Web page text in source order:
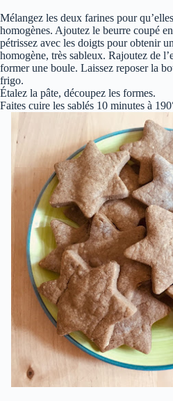
Mélangez les deux farines pour
homogènes. Ajoutez le beurre coupé
pétrissez avec les doigts pour obtenir
homogène, très sableux. Rajoutez de
former une boule. Laissez reposer la
frigo.
Étalez la pâte, découpez les formes.
Faites cuire les sablés 10 minutes à